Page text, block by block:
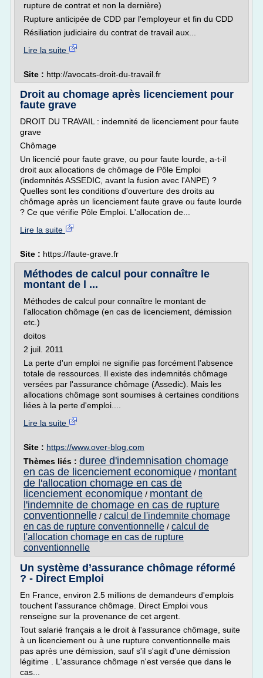
rupture de contrat et non la dernière)
Rupture anticipée de CDD par l'employeur et fin du CDD
Résiliation judiciaire du contrat de travail aux...
Lire la suite
Site : http://avocats-droit-du-travail.fr
Droit au chomage après licenciement pour
faute grave
DROIT DU TRAVAIL : indemnité de licenciement pour faute
grave
Chômage
Un licencié pour faute grave, ou pour faute lourde, a-t-il
droit aux allocations de chômage de Pôle Emploi
(indemnités ASSEDIC, avant la fusion avec l'ANPE) ?
Quelles sont les conditions d'ouverture des droits au
chômage après un licenciement faute grave ou faute lourde
? Ce que vérifie Pôle Emploi. L'allocation de...
Lire la suite
Site : https://faute-grave.fr
Méthodes de calcul pour connaître le
montant de l ...
Méthodes de calcul pour connaître le montant de
l'allocation chômage (en cas de licenciement, démission
etc.)
doitos
2 juil. 2011
La perte d'un emploi ne signifie pas forcément l'absence
totale de ressources. Il existe des indemnités chômage
versées par l'assurance chômage (Assedic). Mais les
allocations chômage sont soumises à certaines conditions
liées à la perte d'emploi....
Lire la suite
Site : https://www.over-blog.com
Thèmes liés : duree d'indemnisation chomage
en cas de licenciement economique / montant
de l'allocation chomage en cas de
licenciement economique / montant de
l'indemnite de chomage en cas de rupture
conventionnelle / calcul de l'indemnite chomage
en cas de rupture conventionnelle / calcul de
l'allocation chomage en cas de rupture
conventionnelle
Un système d’assurance chômage réformé
? - Direct Emploi
En France, environ 2.5 millions de demandeurs d'emplois
touchent l'assurance chômage. Direct Emploi vous
renseigne sur la provenance de cet argent.
Tout salarié français a le droit à l'assurance chômage, suite
à un licenciement ou à une rupture conventionnelle mais
pas après une démission, sauf s'il s'agit d'une démission
légitime . L'assurance chômage n'est versée que dans le
cas...